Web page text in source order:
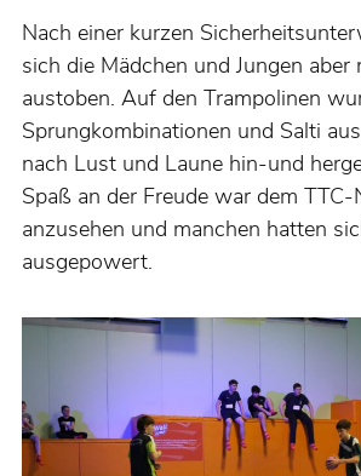
Nach einer kurzen
sich die Mädchen und Jungen aber
austoben. Auf den Trampolinen
Sprungkombinationen und Salti
nach Lust und Laune hin-und
Spaß an der Freude war dem
anzusehen und manchen hatten
ausgepowert.